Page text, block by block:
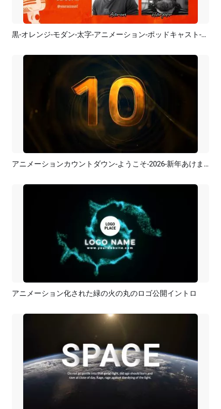
プレビュー AI再生成 黒-オレンジ-モダン-太字-アニメーション-ポッドキャスト-チャンネル-イントロ
プレビュー カスタマイズ アニメーションカウントダウン-ようこそ-2026-新年あけましておめでとう-YouTubeイントロ
プレビュー カスタマイズ
アニメーション化された緑の火の丸のロゴ公開イントロ